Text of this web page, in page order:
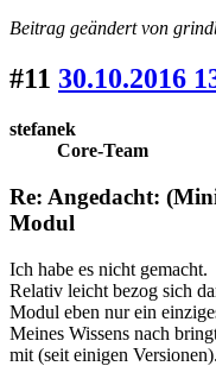
Beitrag geändert von
#11 30.10.2016
stefanek
Core-Team
Re: Angedacht:
Modul
Ich habe es nicht gemacht.
Relativ leicht bezog sich
Modul eben nur ein
Meines Wissens nach
mit (seit einigen Versionen).